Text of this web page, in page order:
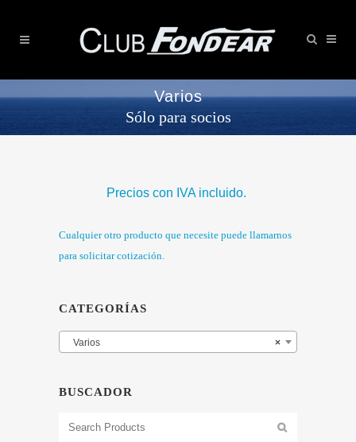
Varios
Sólo para socios
Precios con IVA incluido.
Cualquier otro producto que necesite puede llamarnos
para solicitar cotización.
CATEGORÍAS
×
Varios
BUSCADOR